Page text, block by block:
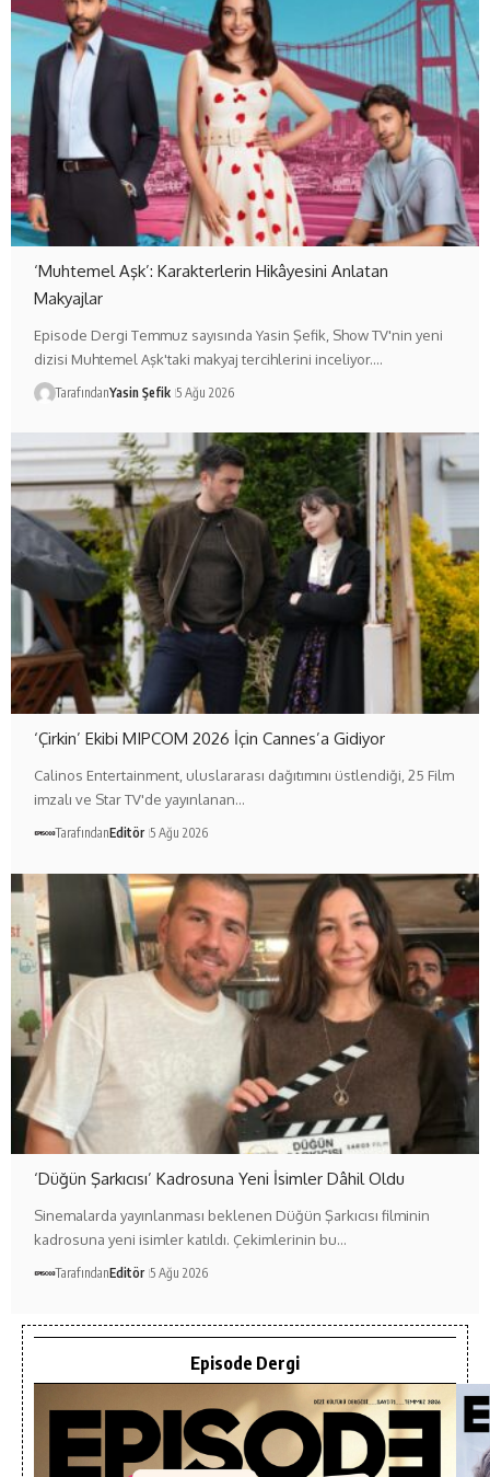
‘Muhtemel Aşk’: Karakterlerin Hikâyesini Anlatan
Makyajlar
Episode Dergi Temmuz sayısında Yasin Şefik, Show TV'nin yeni
dizisi Muhtemel Aşk'taki makyaj tercihlerini inceliyor.…
TarafındanYasin Şefik 5 Ağu 2026
‘Çirkin’ Ekibi MIPCOM 2026 İçin Cannes’a Gidiyor
Calinos Entertainment, uluslararası dağıtımını üstlendiği, 25 Film
imzalı ve Star TV'de yayınlanan…
TarafındanEditör 5 Ağu 2026
‘Düğün Şarkıcısı’ Kadrosuna Yeni İsimler Dâhil Oldu
Sinemalarda yayınlanması beklenen Düğün Şarkıcısı filminin
kadrosuna yeni isimler katıldı. Çekimlerinin bu…
TarafındanEditör 5 Ağu 2026
Episode Dergi